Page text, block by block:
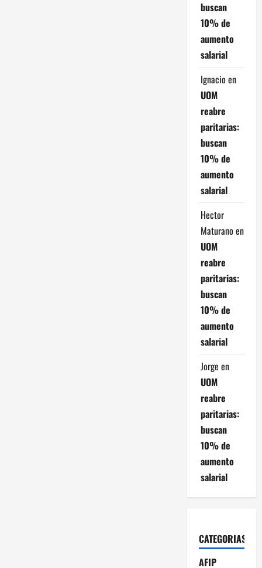
buscan
10% de
aumento
salarial
Ignacio en
UOM
reabre
paritarias:
buscan
10% de
aumento
salarial
Hector
Maturano en
UOM
reabre
paritarias:
buscan
10% de
aumento
salarial
Jorge en
UOM
reabre
paritarias:
buscan
10% de
aumento
salarial
CATEGORIAS
AFIP